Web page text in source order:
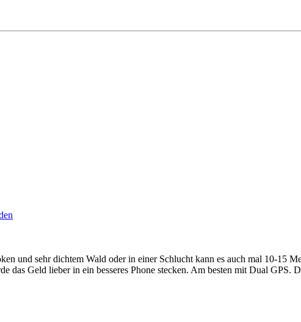
und sehr dichtem Wald oder in einer Schlucht kann es auch mal 10-15
das Geld lieber in ein besseres Phone stecken. Am besten mit Dual GPS.